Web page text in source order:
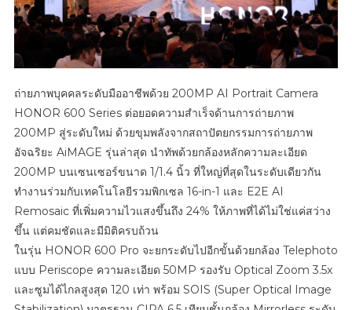
ถ่ายภาพบุคคลระดับมืออาชีพด้วย 200MP AI Portrait Camera
HONOR 600 Series ต่อยอดความสำเร็จด้านการถ่ายภาพ
200MP สู่ระดับใหม่ ด้วยขุมพลังจากสถาปัตยกรรมการถ่ายภาพ
อัจฉริยะ AiMAGE รุ่นล่าสุด นำทัพด้วยกล้องหลักความละเอียด
200MP บนเซนเซอร์ขนาด 1/1.4 นิ้ว ที่ใหญ่ที่สุดในระดับเดียวกัน
ทำงานร่วมกับเทคโนโลยีรวมพิกเซล 16-in-1 และ E2E AI
Remosaic ที่เพิ่มความไวแสงขึ้นถึง 24% ให้ภาพที่ได้ไม่ใช่แค่สว่าง
ขึ้น แต่คมชัดและมีมิติครบถ้วน
ในรุ่น HONOR 600 Pro จะยกระดับไปอีกขั้นด้วยกล้อง Telephoto
แบบ Periscope ความละเอียด 50MP รองรับ Optical Zoom 3.5x
และซูมได้ไกลสูงสุด 120 เท่า พร้อม SOIS (Super Optical Image